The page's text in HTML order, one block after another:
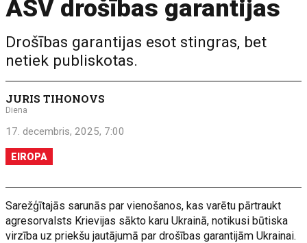
ASV drošības garantijas
Drošības garantijas esot stingras, bet
netiek publiskotas.
JURIS TIHONOVS
Diena
17. decembris, 2025, 7:00
EIROPA
Sarežģītajās sarunās par vienošanos, kas varētu pārtraukt
agresorvalsts Krievijas sākto karu Ukrainā, notikusi būtiska
virzība uz priekšu jautājumā par drošības garantijām Ukrainai.